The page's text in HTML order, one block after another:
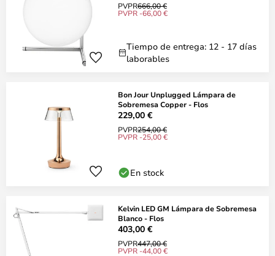
PVPR666,00 €
PVPR -66,00 €
Tiempo de entrega: 12 - 17 días
laborables
Bon Jour Unplugged Lámpara de
Sobremesa Copper - Flos
229,00 €
PVPR254,00 €
PVPR -25,00 €
En stock
Kelvin LED GM Lámpara de Sobremesa
Blanco - Flos
403,00 €
PVPR447,00 €
PVPR -44,00 €